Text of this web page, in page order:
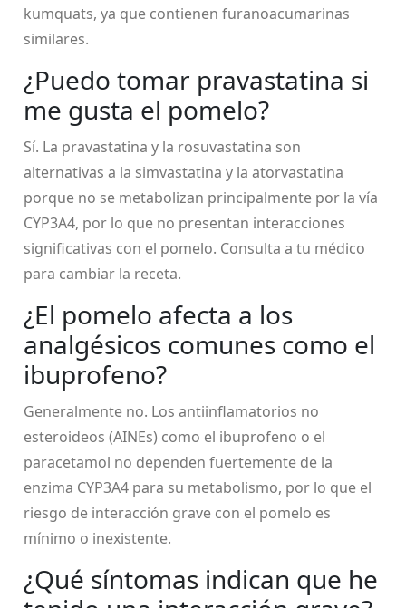
kumquats, ya que contienen furanoacumarinas
similares.
¿Puedo tomar pravastatina si
me gusta el pomelo?
Sí. La pravastatina y la rosuvastatina son
alternativas a la simvastatina y la atorvastatina
porque no se metabolizan principalmente por la vía
CYP3A4, por lo que no presentan interacciones
significativas con el pomelo. Consulta a tu médico
para cambiar la receta.
¿El pomelo afecta a los
analgésicos comunes como el
ibuprofeno?
Generalmente no. Los antiinflamatorios no
esteroideos (AINEs) como el ibuprofeno o el
paracetamol no dependen fuertemente de la
enzima CYP3A4 para su metabolismo, por lo que el
riesgo de interacción grave con el pomelo es
mínimo o inexistente.
¿Qué síntomas indican que he